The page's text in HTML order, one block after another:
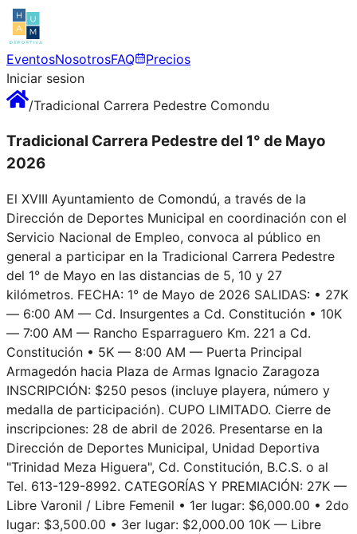
EventosNosotrosFAQ
Precios
Iniciar sesion
/Tradicional Carrera Pedestre Comondu
Tradicional Carrera Pedestre del 1° de Mayo
2026
El XVIII Ayuntamiento de Comondú, a través de la
Dirección de Deportes Municipal en coordinación con el
Servicio Nacional de Empleo, convoca al público en
general a participar en la Tradicional Carrera Pedestre
del 1° de Mayo en las distancias de 5, 10 y 27
kilómetros. FECHA: 1° de Mayo de 2026 SALIDAS: • 27K
— 6:00 AM — Cd. Insurgentes a Cd. Constitución • 10K
— 7:00 AM — Rancho Esparraguero Km. 221 a Cd.
Constitución • 5K — 8:00 AM — Puerta Principal
Armagedón hacia Plaza de Armas Ignacio Zaragoza
INSCRIPCIÓN: $250 pesos (incluye playera, número y
medalla de participación). CUPO LIMITADO. Cierre de
inscripciones: 28 de abril de 2026. Presentarse en la
Dirección de Deportes Municipal, Unidad Deportiva
"Trinidad Meza Higuera", Cd. Constitución, B.C.S. o al
Tel. 613-129-8992. CATEGORÍAS Y PREMIACIÓN: 27K —
Libre Varonil / Libre Femenil • 1er lugar: $6,000.00 • 2do
lugar: $3,500.00 • 3er lugar: $2,000.00 10K — Libre